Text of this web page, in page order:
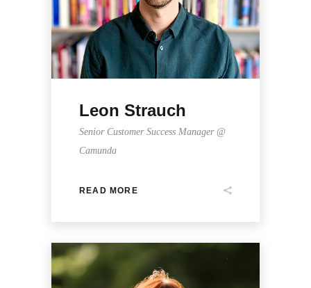
Leon Strauch
Senior Customer Success Manager @
Camunda
READ MORE